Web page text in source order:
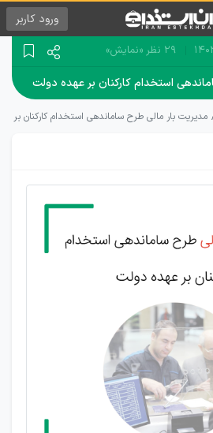
ورود کاربر
۳۱ 29 نظر «نمایش»
استخدام کارکنان بر عهده دولت
مدیریت بار مالی طرح ساماندهی استخدام کارکنان بر